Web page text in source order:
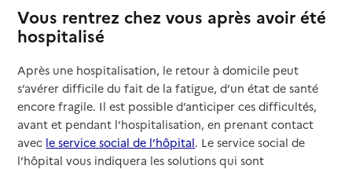
Vous rentrez chez vous après avoir été
hospitalisé
Après une hospitalisation, le retour à domicile peut
s’avérer difficile du fait de la fatigue, d’un état de santé
encore fragile. Il est possible d’anticiper ces difficultés,
avant et pendant l’hospitalisation, en prenant contact
avec le service social de l’hôpital. Le service social de
l’hôpital vous indiquera les solutions qui sont